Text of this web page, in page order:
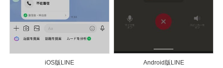
iOS版LINE Android版LINE